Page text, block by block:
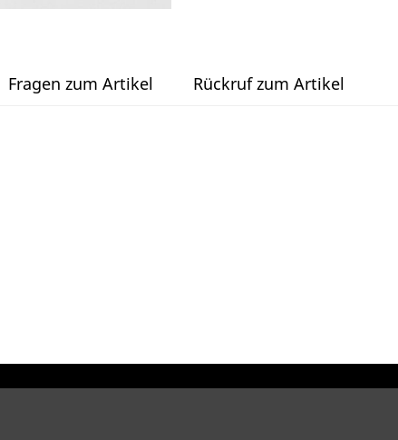
Fragen zum Artikel Rückruf zum Artikel